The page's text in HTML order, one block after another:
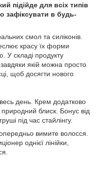
підійде для всіх типів
зафіксувати в будь-
смол та силіконів.
красу їх форми
У складі продукту
якій можна просто
щоб досягти нового
день. Крем додатково
блиск. Бонус від
під час стайлінгу.
вимите волосся.
однієї лінійки,